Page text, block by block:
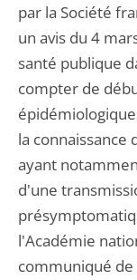
par la Société
un avis du 4
santé publique
compter de
la connaissance
ayant
d'une
l'Académie
communiqué de